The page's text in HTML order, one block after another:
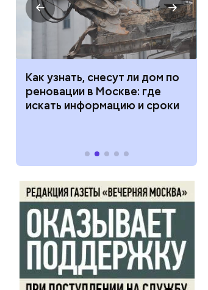
Как узнать, снесут ли дом по
реновации в Москве: где
искать информацию и сроки